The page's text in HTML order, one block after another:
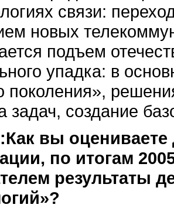
связи:
новых
подъем
упадка: в
поколения»,
задач, создание
вы
по итогам
результаты